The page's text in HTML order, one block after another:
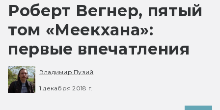
Роберт Вегнер, пятый
том «Меекхана»:
первые впечатления
Владимир Пузий
1 декабря 2018 г.